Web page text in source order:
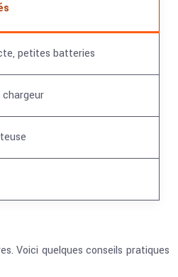
petites batteries
chargeur
Voici quelques conseils pratiques